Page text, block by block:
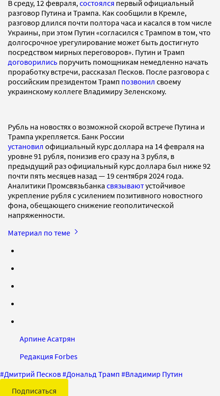
В среду, 12 февраля, состоялся первый официальный
разговор Путина и Трампа. Как сообщили в Кремле,
разговор длился почти полтора часа и касался в том числе
Украины, при этом Путин «согласился с Трампом в том, что
долгосрочное урегулирование может быть достигнуто
посредством мирных переговоров». Путин и Трамп
договорились поручить помощникам немедленно начать
проработку встречи, рассказал Песков. После разговора с
российским президентом Трамп позвонил своему
украинскому коллеге Владимиру Зеленскому.
Рубль на новостях о возможной скорой встрече Путина и
Трампа укрепляется. Банк России
установил официальный курс доллара на 14 февраля на
уровне 91 рубля, понизив его сразу на 3 рубля, в
предыдущий раз официальный курс доллара был ниже 92
почти пять месяцев назад — 19 сентября 2024 года.
Аналитики Промсвязьбанка связываютустойчивое
укрепление рубля с усилением позитивного новостного
фона, обещающего снижение геополитической
напряженности.
Материал по теме
Арпине Асатрян
Редакция Forbes
#Дмитрий Песков#Дональд Трамп #Владимир Путин
Подписаться